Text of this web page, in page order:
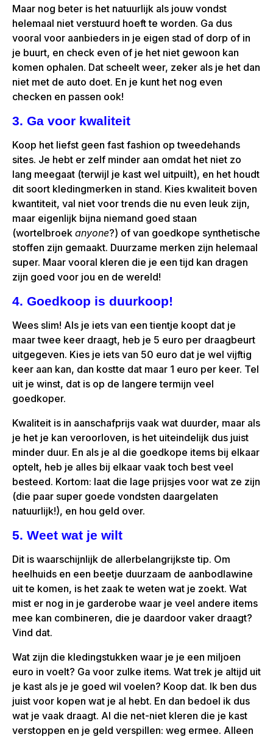
Maar nog beter is het natuurlijk als jouw vondst
helemaal niet verstuurd hoeft te worden. Ga dus
vooral voor aanbieders in je eigen stad of dorp of in
je buurt, en check even of je het niet gewoon kan
komen ophalen. Dat scheelt weer, zeker als je het dan
niet met de auto doet. En je kunt het nog even
checken en passen ook!
3. Ga voor kwaliteit
Koop het liefst geen fast fashion op tweedehands
sites. Je hebt er zelf minder aan omdat het niet zo
lang meegaat (terwijl je kast wel uitpuilt), en het houdt
dit soort kledingmerken in stand. Kies kwaliteit boven
kwantiteit, val niet voor trends die nu even leuk zijn,
maar eigenlijk bijna niemand goed staan
(wortelbroek anyone?) of van goedkope synthetische
stoffen zijn gemaakt. Duurzame merken zijn helemaal
super. Maar vooral kleren die je een tijd kan dragen
zijn goed voor jou en de wereld!
4. Goedkoop is duurkoop!
Wees slim! Als je iets van een tientje koopt dat je
maar twee keer draagt, heb je 5 euro per draagbeurt
uitgegeven. Kies je iets van 50 euro dat je wel vijftig
keer aan kan, dan kostte dat maar 1 euro per keer. Tel
uit je winst, dat is op de langere termijn veel
goedkoper.
Kwaliteit is in aanschafprijs vaak wat duurder, maar als
je het je kan veroorloven, is het uiteindelijk dus juist
minder duur. En als je al die goedkope items bij elkaar
optelt, heb je alles bij elkaar vaak toch best veel
besteed. Kortom: laat die lage prijsjes voor wat ze zijn
(die paar super goede vondsten daargelaten
natuurlijk!), en hou geld over.
5. Weet wat je wilt
Dit is waarschijnlijk de allerbelangrijkste tip. Om
heelhuids en een beetje duurzaam de aanbodlawine
uit te komen, is het zaak te weten wat je zoekt. Wat
mist er nog in je garderobe waar je veel andere items
mee kan combineren, die je daardoor vaker draagt?
Vind dat.
Wat zijn die kledingstukken waar je je een miljoen
euro in voelt? Ga voor zulke items. Wat trek je altijd uit
je kast als je je goed wil voelen? Koop dat. Ik ben dus
juist voor kopen wat je al hebt. En dan bedoel ik dus
wat je vaak draagt. Al die net-niet kleren die je kast
verstoppen en je geld verspillen: weg ermee. Alleen